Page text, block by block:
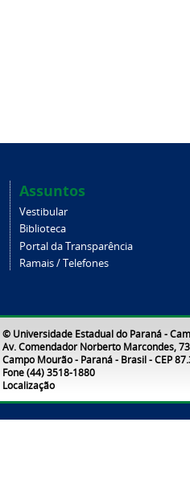
Assuntos
Vestibular
Biblioteca
Portal da Transparência
Ramais / Telefones
© Universidade Estadual do Paraná -
Av. Comendador Norberto Marcondes,
Campo Mourão - Paraná - Brasil - CEP
Fone (44) 3518-1880
Localização